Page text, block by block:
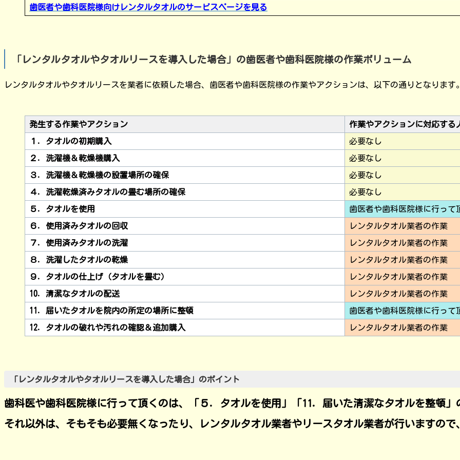
歯医者や歯科医院様向けレンタルタオルのサービスページを見る
「レンタルタオルやタオルリースを導入した場合」の歯医者や歯科医院様の作業ボリューム
レンタルタオルやタオルリースを業者に依頼した場合、歯医者や歯科医院様の作業やアクションは、以下の通りとなります。
発生する作業やアクション 作業やアクションに対応する
１．タオルの初期購入 必要なし
２．洗濯機＆乾燥機購入 必要なし
３．洗濯機＆乾燥機の設置場所の確保 必要なし
４．洗濯乾燥済みタオルの畳む場所の確保 必要なし
５．タオルを使用 歯医者や歯科医院様に行って
６．使用済みタオルの回収 レンタルタオル業者の作業
７．使用済みタオルの洗濯 レンタルタオル業者の作業
８．洗濯したタオルの乾燥 レンタルタオル業者の作業
９．タオルの仕上げ（タオルを畳む） レンタルタオル業者の作業
10．清潔なタオルの配送 レンタルタオル業者の作業
11．届いたタオルを院内の所定の場所に整頓 歯医者や歯科医院様に行って
12．タオルの破れや汚れの確認＆追加購入 レンタルタオル業者の作業
「レンタルタオルやタオルリースを導入した場合」のポイント
歯科医や歯科医院様に行って頂くのは、「５．タオルを使用」「11．届いた清潔なタオルを整頓」
それ以外は、そもそも必要無くなったり、レンタルタオル業者やリースタオル業者が行いますので